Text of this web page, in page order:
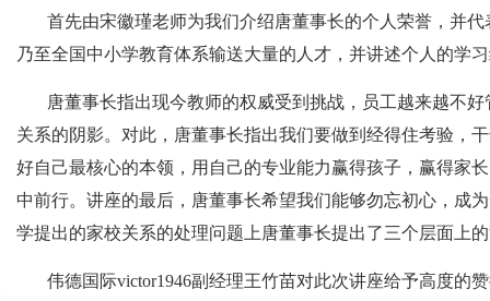
首先由宋徽瑾老师为我们介绍唐董事长的个人荣誉，并
乃至全国中小学教育体系输送大量的人才，并讲述个人的学
唐董事长指出现今教师的权威受到挑战，员工越来越不
关系的阴影。对此，唐董事长指出我们要做到经得住考验，
好自己最核心的本领，用自己的专业能力赢得孩子，赢得家
中前行。讲座的最后，唐董事长希望我们能够勿忘初心，成
学提出的家校关系的处理问题上唐董事长提出了三个层面上
伟德国际victor1946副经理王竹苗对此次讲座给予高度的